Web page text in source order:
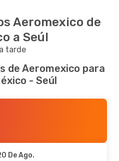
Aeromexico de
a Seúl
tarde
de Aeromexico para
- Seúl
De Ago.